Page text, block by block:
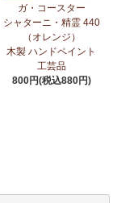
ッツ＜素焼き＞
ろやかな甘み～
ザニアより新入
』
ガ・コースター
シャターニ・精霊 440
（オレンジ）
木製 ハンドペイント
工芸品
800円(税込880円)